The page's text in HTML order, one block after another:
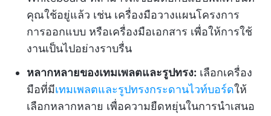
คุณใช้อยู่แล้ว เช่น เครื่องมือวางแผนโครงการ
การออกแบบ หรือเครื่องมือเอกสาร เพื่อให้การใช้
งานเป็นไปอย่างราบรื่น
หลากหลายของเทมเพลตและรูปทรง: เลือกเครื่อง
มือที่มีเทมเพลตและรูปทรงกระดานไวท์บอร์ดให้
เลือกหลากหลาย เพื่อความยืดหยุ่นในการนำเสนอ